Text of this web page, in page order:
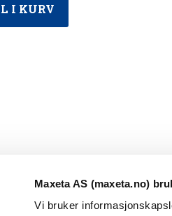
Maxeta AS (maxeta.no)
Vi bruker
I KURV